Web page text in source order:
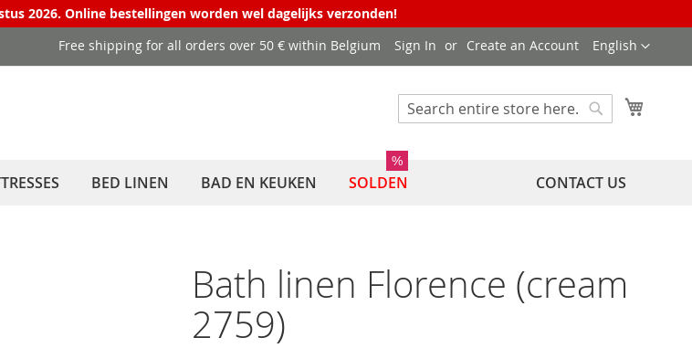
2026. Online bestellingen worden wel dagelijks verzonden!
Language
English
Free shipping for all orders over 50 € within Belgium Sign In Create an Account
Search
BED LINEN BAD EN KEUKEN SOLDEN
%
CONTACT US
Bath linen Florence (cream
2759)